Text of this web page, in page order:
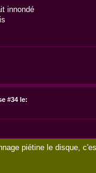
innondé
#34 le:
piétine le disque,